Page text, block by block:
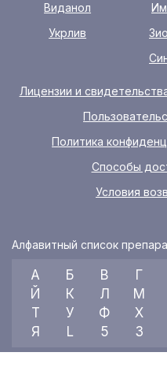
Виданол
Укрлив
Лицензии и
Политика
Способы
Условия
Алфавитный список
А Б В Г
Й
К Л М
Т
У Ф Х
Я
L 5 3